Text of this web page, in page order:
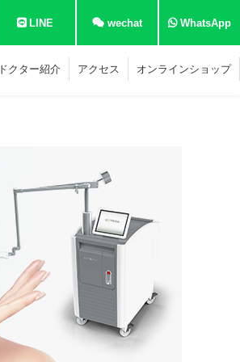
LINE wechat WhatsApp
ドクター紹介 アクセス オンラインショップ